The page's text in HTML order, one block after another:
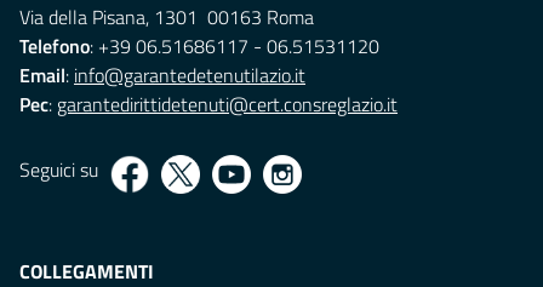
Via della Pisana, 1301 00163 Roma
Telefono: +39 06.51686117 - 06.51531120
Email: info@garantedetenutilazio.it
Pec: garantedirittidetenuti@cert.consreglazio.it
Seguici su
COLLEGAMENTI